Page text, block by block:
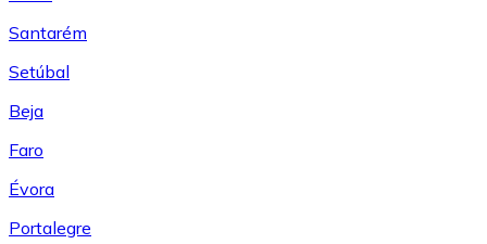
Santarém
Setúbal
Beja
Faro
Évora
Portalegre